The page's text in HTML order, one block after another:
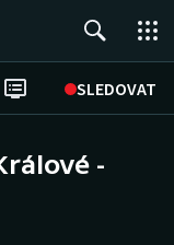
SLEDOVAT
-